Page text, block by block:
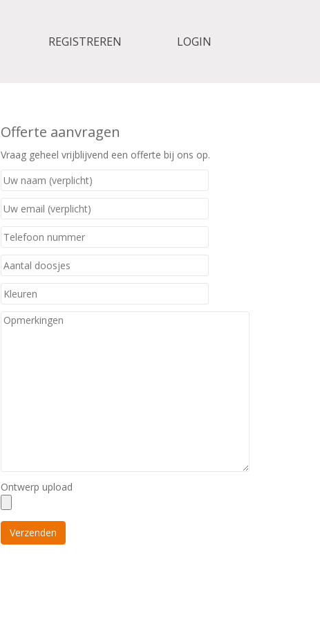
REGISTREREN LOGIN
Offerte aanvragen
Vraag geheel vrijblijvend een offerte bij ons op.
Ontwerp upload